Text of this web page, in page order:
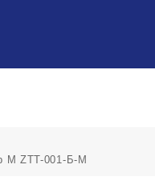
М ZTT-001-Б-М